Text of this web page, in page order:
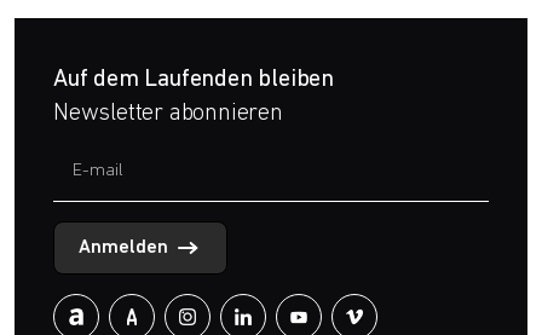
Auf dem Laufenden bleiben
Newsletter abonnieren
Anmelden